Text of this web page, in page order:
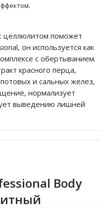
целлюлитом поможет
он используется как
с обертыванием.
красного перца,
и сальных желез,
нормализует
выведению лишней
Body